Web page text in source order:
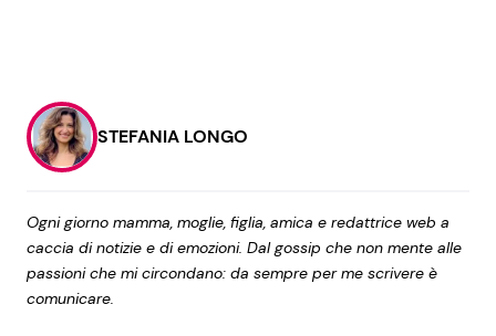
STEFANIA LONGO
Ogni giorno mamma, moglie, figlia, amica e redattrice web a
caccia di notizie e di emozioni. Dal gossip che non mente alle
passioni che mi circondano: da sempre per me scrivere è
comunicare.